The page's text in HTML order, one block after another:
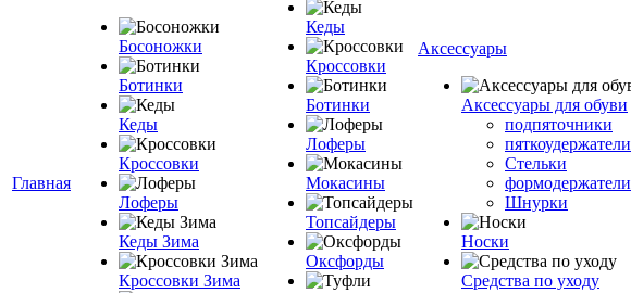
Главная
Босоножки
Ботинки
Кеды
Кроссовки
Лоферы
Кеды Зима
Кроссовки Зима
Кеды
Кроссовки
Ботинки
Лоферы
Мокасины
Топсайдеры
Оксфорды
Аксессуары
Аксессуары для обуви
подпяточники
пяткоудержатели
Стельки
формодержатели
Шнурки
Носки
Средства по уходу